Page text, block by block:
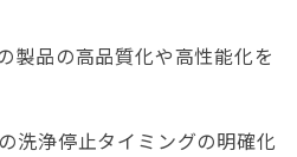
製品の高品質化や高性能化を
洗浄停止タイミングの明確化